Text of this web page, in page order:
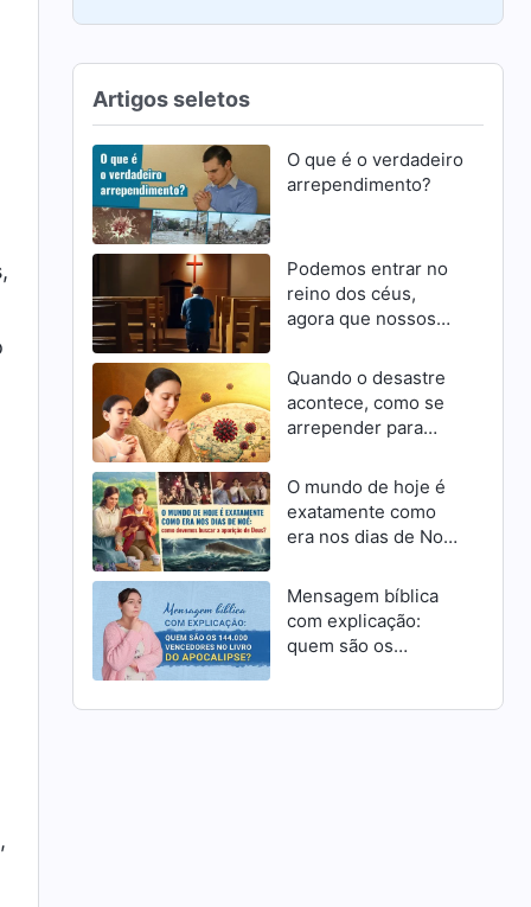
Artigos seletos
O que é o verdadeiro
arrependimento?
Podemos entrar no
reino dos céus,
agora que nossos
perdoados?
Quando o desastre
acontece, como se
arrepender para
misericórdia de
Deus como cristãos
O mundo de hoje é
exatamente como
era nos dias de Noé:
buscar a aparição de
Deus?
Mensagem bíblica
com explicação:
quem são os